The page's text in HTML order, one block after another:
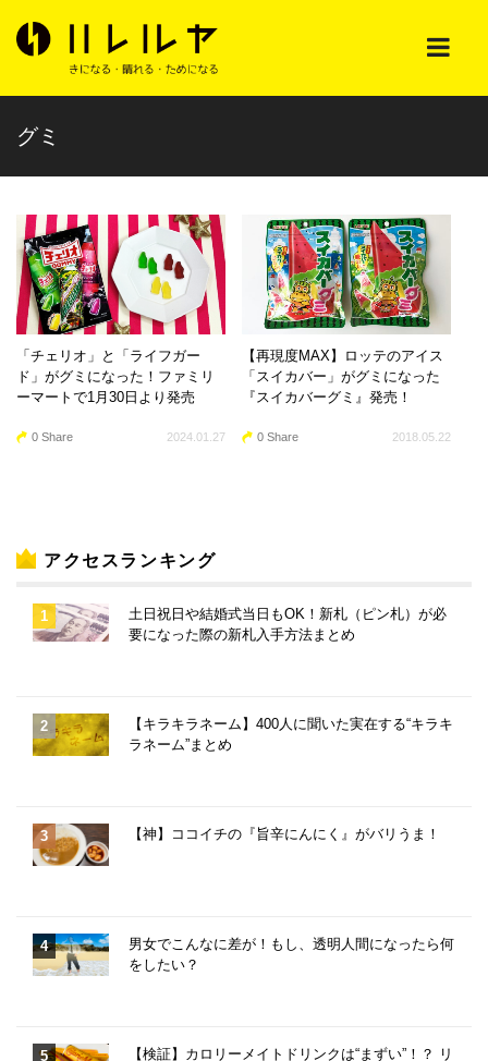
グミ
「チェリオ」と「ライフガー
ド」がグミになった！ファミリ
ーマートで1月30日より発売
0 Share 2024.01.27
【再現度MAX】ロッテのアイス
「スイカバー」がグミになった
『スイカバーグミ』発売！
0 Share 2018.05.22
アクセスランキング
土日祝日や結婚式当日もOK！新札（ピン札）が必
要になった際の新札入手方法まとめ
【キラキラネーム】400人に聞いた実在する“キラキ
ラネーム”まとめ
【神】ココイチの『旨辛にんにく』がバリうま！
男女でこんなに差が！もし、透明人間になったら何
をしたい？
【検証】カロリーメイトドリンクは“まずい”！？ リ